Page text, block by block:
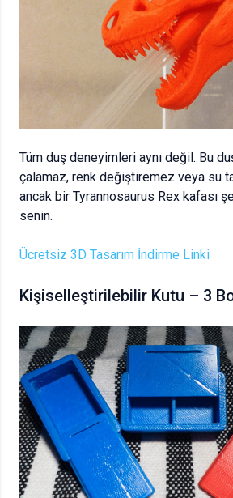
Tüm duş deneyimleri aynı değil. Bu
çalamaz, renk değiştiremez veya su
ancak bir Tyrannosaurus Rex kafası
senin.
Ücretsiz 3D Tasarım İndirme Linki
Kişiselleştirilebilir Kutu – 3